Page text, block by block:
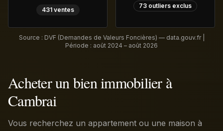
431ventes
73 outliers exclus
Source : DVF (Demandes de Valeurs Foncières) — data.gouv.fr |
Période : août 2024 – août 2026
Acheter un bien immobilier à
Cambrai
Vous recherchez un appartement ou une maison à